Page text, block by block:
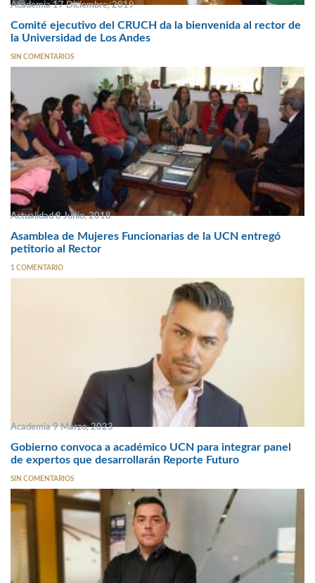
Academia 17 Diciembre, 2019
Comité ejecutivo del CRUCH da la bienvenida al rector de
la Universidad de Los Andes
SIN COMENTARIOS
Actualidad 8 Junio, 2018
Asamblea de Mujeres Funcionarias de la UCN entregó
petitorio al Rector
1 COMENTARIO
Academia 9 Marzo, 2023
Gobierno convoca a académico UCN para integrar panel
de expertos que desarrollarán Reporte Futuro
SIN COMENTARIOS